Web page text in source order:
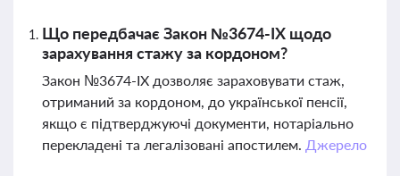
Що передбачає Закон №3674-IX щодо
зарахування стажу за кордоном?
Закон №3674-IX дозволяє зараховувати стаж,
отриманий за кордоном, до української пенсії,
якщо є підтверджуючі документи, нотаріально
перекладені та легалізовані апостилем. Джерело